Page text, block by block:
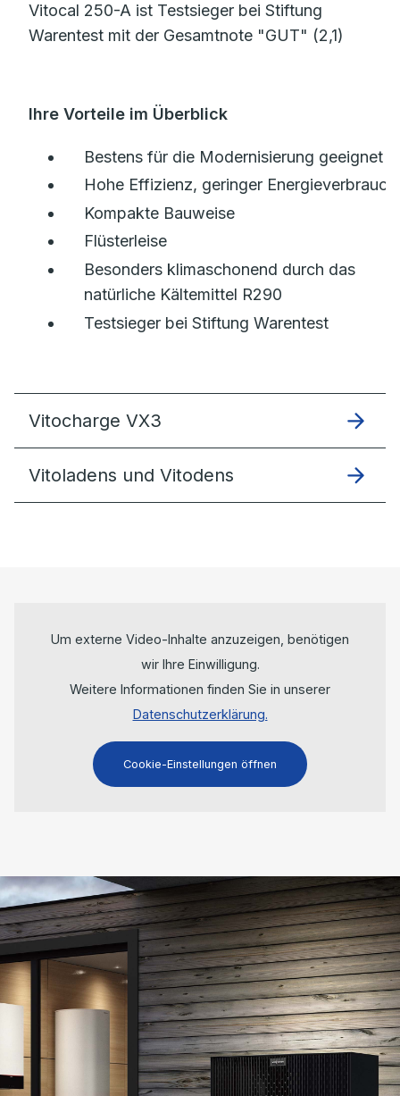
Vitocal 250-A ist Testsieger bei Stiftung
Warentest mit der Gesamtnote "GUT" (2,1)
Ihre Vorteile im Überblick
Bestens für die Modernisierung geeignet
Hohe Effizienz, geringer Energieverbrauch
Kompakte Bauweise
Flüsterleise
Besonders klimaschonend durch das
natürliche Kältemittel R290
Testsieger bei Stiftung Warentest
Vitocharge VX3
Vitoladens und Vitodens
Um externe Video-Inhalte anzuzeigen, benötigen
wir Ihre Einwilligung.
Weitere Informationen finden Sie in unserer
Datenschutzerklärung.
Cookie-Einstellungen öffnen